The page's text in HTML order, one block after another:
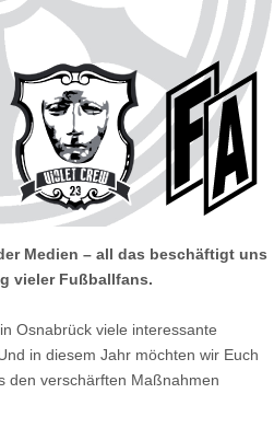
Medien – all das beschäftigt uns
vieler Fußballfans.
Osnabrück viele interessante
in diesem Jahr möchten wir Euch
den verschärften Maßnahmen